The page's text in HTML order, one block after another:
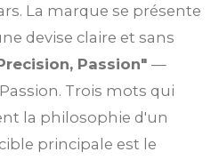
La marque se présente
devise claire et sans
Passion" —
Trois mots qui
la philosophie d'un
principale est le